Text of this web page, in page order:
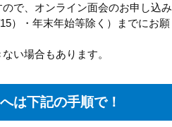
で、オンライン面会のお申し込み
）・年末年始等除く）までにお願
い場合もあります。
は下記の手順で！